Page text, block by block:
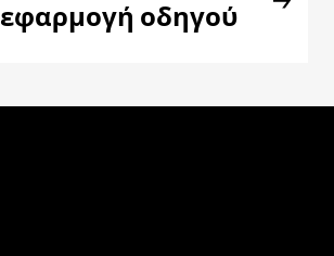
εφαρμογή οδηγού